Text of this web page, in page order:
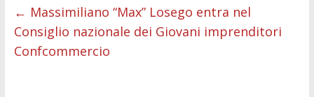
b
o
o
er l s
A
e
n
di
t
e
dI
di
vi
← Massimiliano “Max” Losego entra nel
Consiglio nazionale dei Giovani imprenditori
Confcommercio